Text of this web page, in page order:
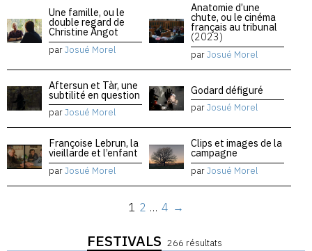
Une famille, ou le
double regard de
Christine Angot
parJosué Morel
Anatomie d’une
chute, ou le cinéma
français au tribunal
(2023)
parJosué Morel
Aftersun et Tàr, une
subtilité en question
parJosué Morel
Godard défiguré
parJosué Morel
Françoise Lebrun, la
vieillarde et l’enfant
parJosué Morel
Clips et images de la
campagne
parJosué Morel
1 2 … 4 →
FESTIVALS 266 résultats